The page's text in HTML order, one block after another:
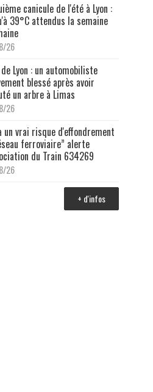
canicule de l'été à Lyon :
39°C attendus la semaine
26
Lyon : un automobiliste
blessé après avoir
un arbre à Limas
26
un vrai risque d'effondrement
ferroviaire” alerte
du Train 634269
26
+ d'infos